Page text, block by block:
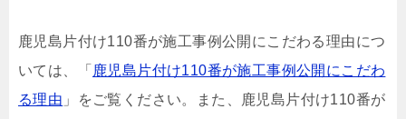
鹿児島片付け110番が施工事例公開にこだわる理由につ
いては、「 鹿児島片付け110番が施工事例公開にこだわ
る理由 」をご覧ください。また、鹿児島片付け110番が